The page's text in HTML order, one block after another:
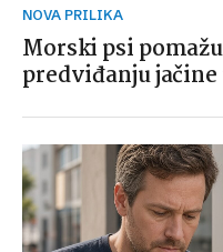
NOVA PRILIKA
Morski psi
predviđanju jačine